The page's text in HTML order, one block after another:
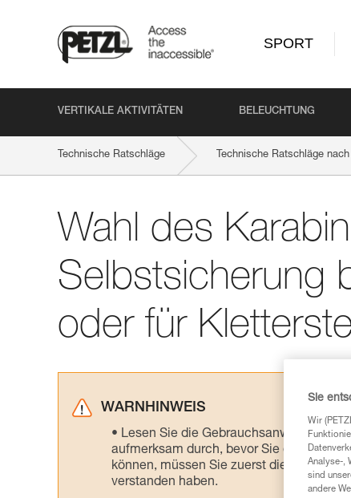
SPORT
VERTIKALE AKTIVITÄTEN BELEUCHTUNG
Technische Ratschläge Technische Ratschläge
Wahl des
Selbstsicherung
oder für
WARNHINWEIS
Lesen Sie die Gebrauchsanweisungen
aufmerksam durch, bevor Sie diesen zu
können, müssen Sie zuerst die in der
verstanden haben.
Sie
Wir
Analyse-,
sind
andere